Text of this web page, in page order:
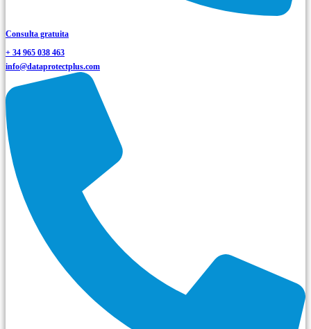
Consulta gratuita
+ 34 965 038 463
info@dataprotectplus.com